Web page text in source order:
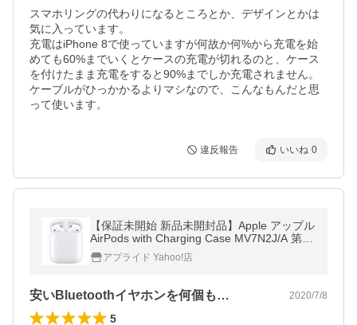
スマホリングの代わりになるところとか、デザインとかは
気に入っています。
充電はiPhone 8で使っていますが何故か何%から充電を始
めても60%までいくとケースの充電が切れるのと、ケース
を付けたまま充電をすると90%までしか充電されません。
ケーブルがひっかかるよりマシなので、こんなもんだと思
って使います。
違反報告 いいね 0
【保証未開始 新品未開封品】Apple アップル
AirPods with Charging Case MV7N2J/A 第2
世代 本体 純正 有線充電ケース エアポッズ 6
501-2210089880549
アプライド Yahoo!店
安いBluetoothイヤホンを何個も… 2020/7/8
5